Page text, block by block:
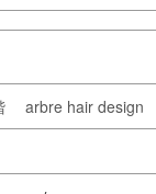
arbre hair design